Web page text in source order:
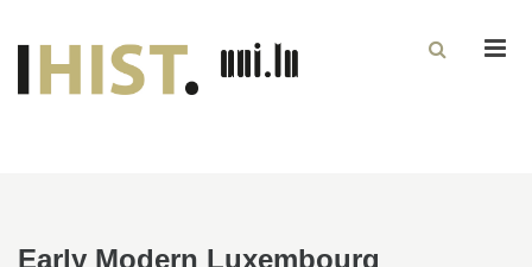
Early Modern Luxembourg